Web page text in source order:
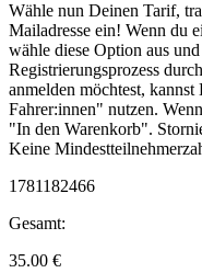
Wähle nun Deinen Tarif,
Mailadresse ein! Wenn du
wähle diese Option aus
Registrierungsprozess
anmelden möchtest,
Fahrer:innen" nutzen.
"In den Warenkorb".
Keine
1781182466
Gesamt:
35.00 €